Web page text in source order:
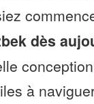
dès
à